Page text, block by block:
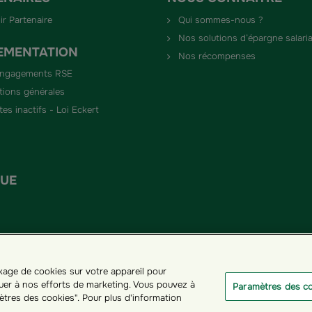
Partenaire
RSE
générales
inactifs - Loi Eckert
Qui sommes-nous ?
Nos solutions d’épargne
Nos récompenses
de cookies sur votre appareil pour
à nos efforts de marketing. Vous pouvez à
des cookies". Pour plus d'information
Paramètres des